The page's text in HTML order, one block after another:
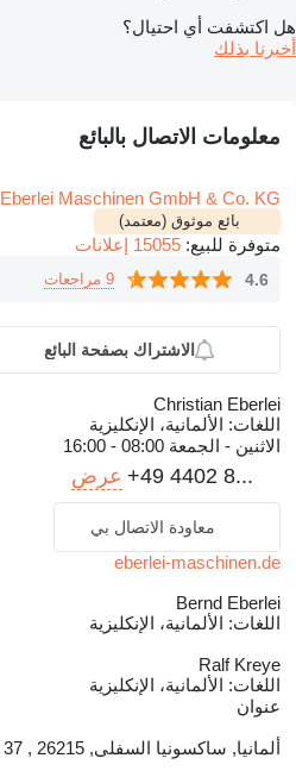
هل اكتشفت أي احتيال؟
أخبرنا بذلك
معلومات الاتصال بالبائع
Eberlei Maschinen GmbH & Co. KG
بائع موثوق (معتمد)
متوفرة للبيع: 15055 إعلانات
4.6 9 مراجعات
الاشتراك بصفحة البائع
Christian Eberlei
اللغات: الألمانية، الإنكليزية
الاثنين - الجمعة 08:00 - 16:00
+49 4402 8... عرض
معاودة الاتصال بي
eberlei-maschinen.de
Bernd Eberlei
اللغات: الألمانية، الإنكليزية
Ralf Kreye
اللغات: الألمانية، الإنكليزية
عنوان
ألمانيا, ساكسونيا السفلى, 26215 , Wiefelstede, Stahlstraße 37